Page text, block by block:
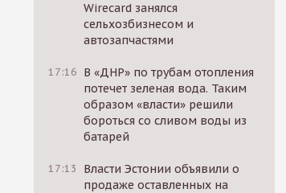
Wirecard занялся
сельхозбизнесом и
автозапчастями
17:16 В «ДНР» по трубам отопления
потечет зеленая вода. Таким
образом «власти» решили
бороться со сливом воды из
батарей
17:13
Власти Эстонии объявили о
продаже оставленных на